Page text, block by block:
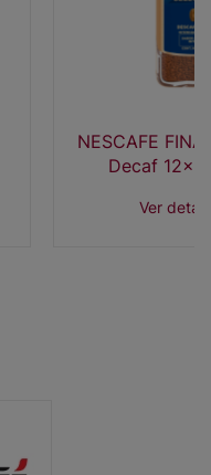
NESCAFE
Decaf
Ver